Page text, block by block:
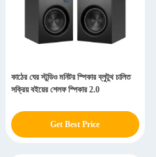
কাঠের ঘের স্টুডিও মনিটর স্পিকার ব্লুটুথ চালিত
সক্রিয় বইয়ের শেলফ স্পিকার 2.0
Get Best Price